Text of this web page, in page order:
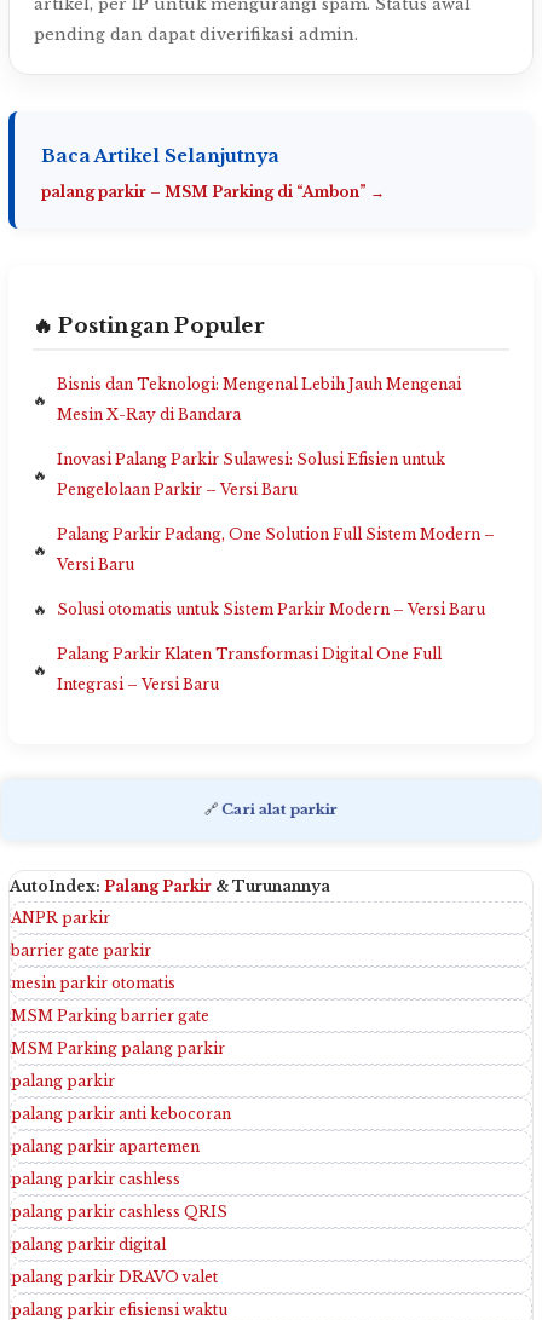
artikel, per IP untuk mengurangi spam. Status awal
pending dan dapat diverifikasi admin.
Baca Artikel Selanjutnya
palang parkir – MSM Parking di “Ambon” →
🔥 Postingan Populer
Bisnis dan Teknologi: Mengenal Lebih Jauh Mengenai
Mesin X-Ray di Bandara
Inovasi Palang Parkir Sulawesi: Solusi Efisien untuk
Pengelolaan Parkir – Versi Baru
Palang Parkir Padang, One Solution Full Sistem Modern –
Versi Baru
Solusi otomatis untuk Sistem Parkir Modern – Versi Baru
Palang Parkir Klaten Transformasi Digital One Full
Integrasi – Versi Baru
🔗 Cari alat parkir
AutoIndex: Palang Parkir & Turunannya
ANPR parkir
barrier gate parkir
mesin parkir otomatis
MSM Parking barrier gate
MSM Parking palang parkir
palang parkir
palang parkir anti kebocoran
palang parkir apartemen
palang parkir cashless
palang parkir cashless QRIS
palang parkir digital
palang parkir DRAVO valet
palang parkir efisiensi waktu